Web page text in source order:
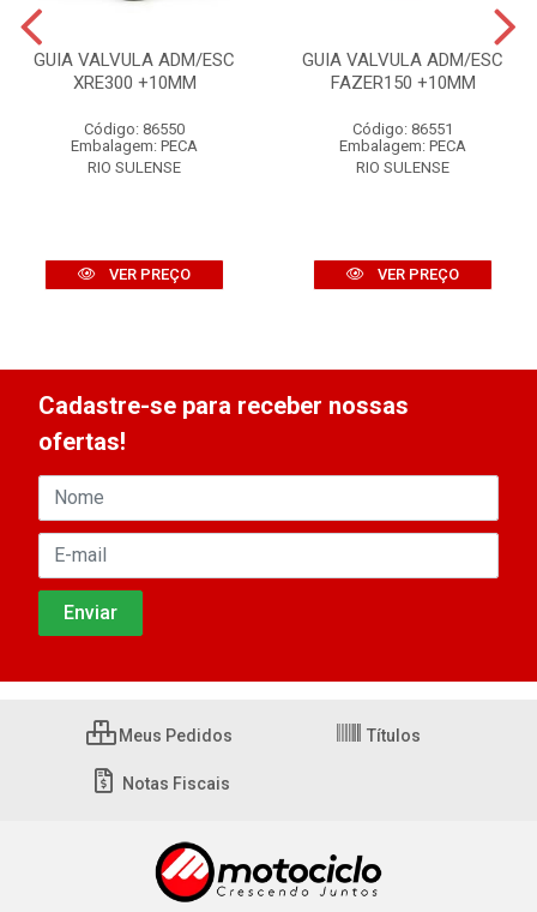
GUIA VALVULA ADM/ESC
XRE300 +10MM
Código: 86550
Embalagem: PECA
RIO SULENSE
VER PREÇO
GUIA VALVULA ADM/ESC
FAZER150 +10MM
Código: 86551
Embalagem: PECA
RIO SULENSE
VER PREÇO
Cadastre-se para receber nossas
ofertas!
Meus Pedidos Títulos
Notas Fiscais